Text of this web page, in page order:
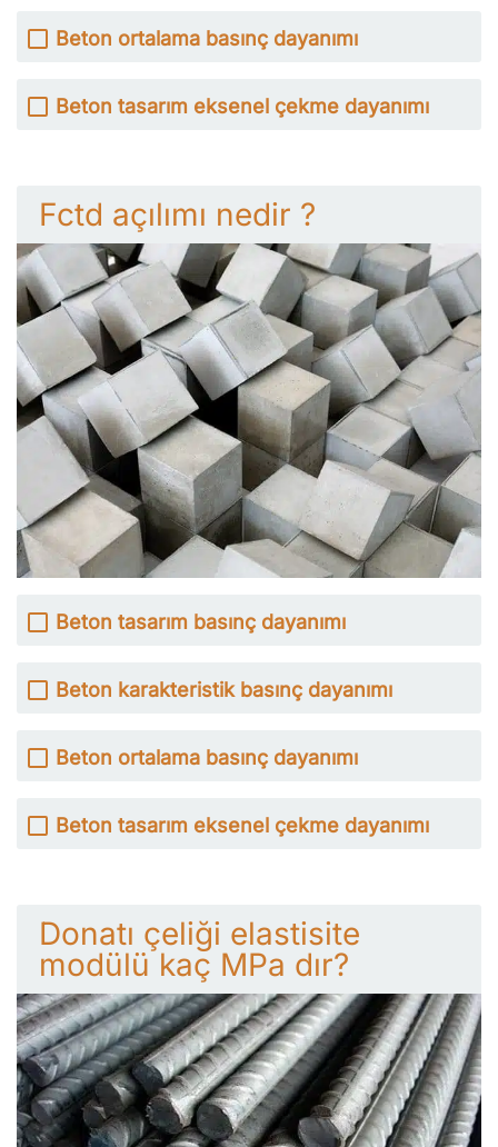
Beton ortalama basınç dayanımı
Beton tasarım eksenel çekme dayanımı
Fctd açılımı nedir ?
Beton tasarım basınç dayanımı
Beton karakteristik basınç dayanımı
Beton ortalama basınç dayanımı
Beton tasarım eksenel çekme dayanımı
Donatı çeliği elastisite
modülü kaç MPa dır?